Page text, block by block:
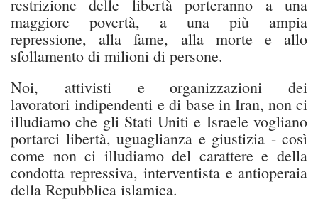
restrizione delle libertà porteranno a una
maggiore povertà, a una più ampia
repressione, alla fame, alla morte e allo
sfollamento di milioni di persone.
Noi, attivisti e organizzazioni dei
lavoratori indipendenti e di base in Iran, non ci
illudiamo che gli Stati Uniti e Israele vogliano
portarci libertà, uguaglianza e giustizia - così
come non ci illudiamo del carattere e della
condotta repressiva, interventista e antioperaia
della Repubblica islamica.